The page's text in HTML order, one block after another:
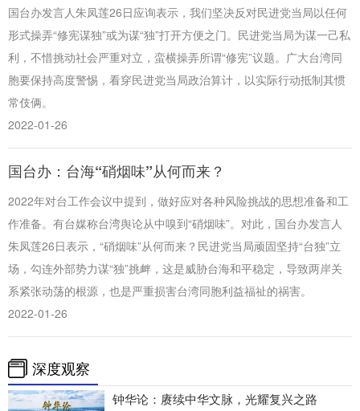
国台办发言人朱凤莲26日应询表示，我们坚决反对民进党当局以任何
形式操弄“修宪谋独”或为谋“独”打开方便之门。民进党当局为谋一己私
利，不惜挑动社会严重对立，蛮横操弄所谓“修宪”议题。广大台湾同
胞要保持高度警惕，看穿民进党当局政治算计，以实际行动抵制其惯
常伎俩。
2022-01-26
国台办：台海“硝烟味”从何而来？
2022年对台工作会议中提到，做好应对各种风险挑战的思想准备和工
作准备。有台媒称台湾舆论从中嗅到“硝烟味”。对此，国台办发言人
朱凤莲26日表示，“硝烟味”从何而来？民进党当局顽固坚持“台独”立
场，勾连外部势力谋“独”挑衅，这是威胁台海和平稳定，导致两岸关
系紧张动荡的根源，也是严重损害台湾同胞利益福祉的祸害。
2022-01-26
深度观察
钟华论：赓续中华文脉，光耀复兴之路